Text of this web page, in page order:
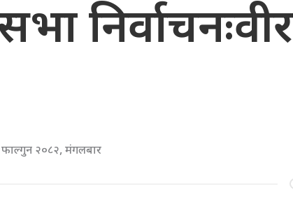
फाल्गुन २०८२, मंगलबार